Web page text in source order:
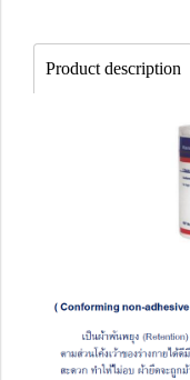
Product description